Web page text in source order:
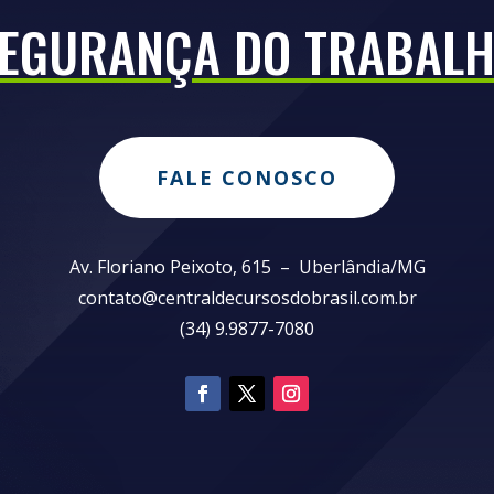
DO
FALE CONOSCO
Av. Floriano Peixoto, 615 – Uberlândia/MG
contato@centraldecursosdobrasil.com.br
(34) 9.9877-7080